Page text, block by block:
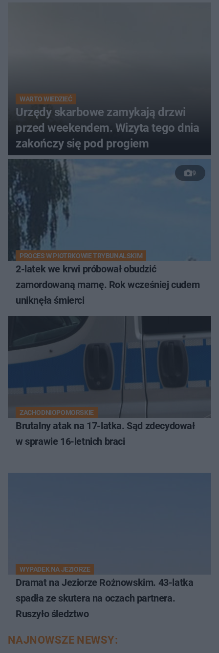
WARTO WIEDZIEĆ
Urzędy skarbowe zamykają drzwi
przed weekendem. Wizyta tego dnia
zakończy się pod progiem
9
PROCES W PIOTRKOWIE TRYBUNALSKIM
2-latek we krwi próbował obudzić
zamordowaną mamę. Rok wcześniej cudem
uniknęła śmierci
ZACHODNIOPOMORSKIE
Brutalny atak na 17-latka. Sąd zdecydował
w sprawie 16-letnich braci
WYPADEK NA JEZIORZE
Dramat na Jeziorze Rożnowskim. 43-latka
spadła ze skutera na oczach partnera.
Ruszyło śledztwo
NAJNOWSZE NEWSY: